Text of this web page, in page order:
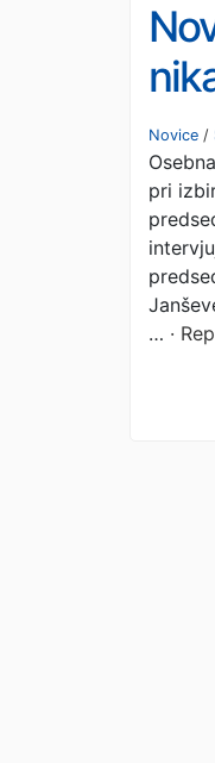
Novice /
pri
… ·